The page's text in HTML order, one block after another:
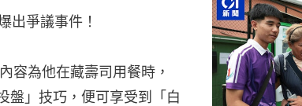
出爭議事件！
容為他在藏壽司用餐時，
盤」技巧，便可享受到「白